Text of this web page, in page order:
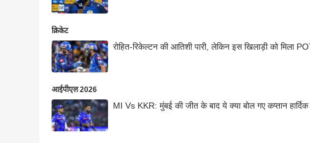
क्रिकेट
रोहित-रिकेल्टन की आतिशी पारी, लेकिन इस खिलाड़ी को मिला
आईपीएल 2026
MI Vs KKR: मुंबई की जीत के बाद ये क्या बोल गए कप्तान